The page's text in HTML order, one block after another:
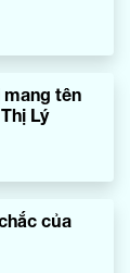
tên
Lý
của